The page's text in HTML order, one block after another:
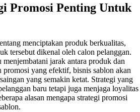
Promosi Penting Untuk
menciptakan produk berkualitas,
tersebut dikenal oleh calon pelanggan.
menjembatani jarak antara produk dan
promosi yang efektif, bisnis sablon akan
yang semakin ketat. Strategi yang
baru tetapi juga menjaga loyalitas
alasan mengapa strategi promosi